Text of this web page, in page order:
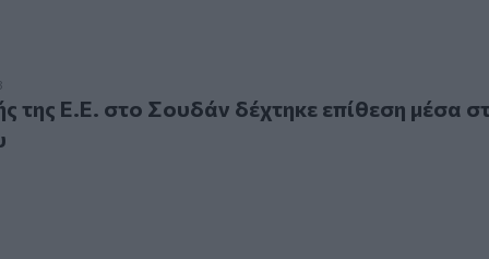
Ε.Ε. στο Σουδάν δέχτηκε επίθεση μέσα στην κατοικία του
της Ε.Ε. στο Σουδάν δέχτηκε επίθεση μέσα